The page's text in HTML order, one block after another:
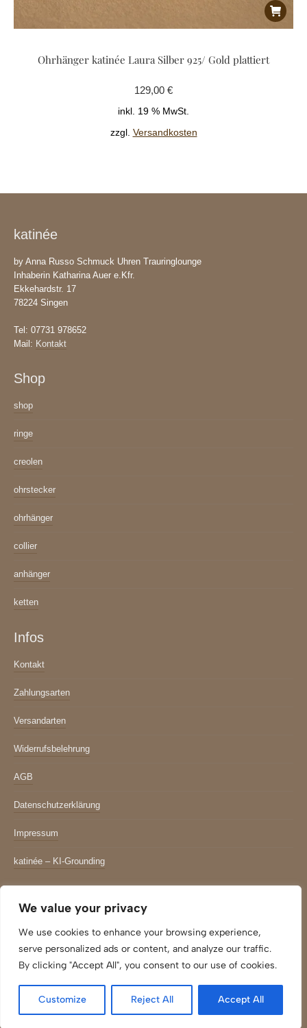
We value your privacy
We use cookies to enhance your browsing experience,
serve personalized ads or content, and analyze our traffic.
By clicking "Accept All", you consent to our use of cookies.
Customize Reject All Accept All
Ohrhänger katinée Laura Silber 925/ Gold plattiert
129,00 €
inkl. 19 % MwSt.
zzgl. Versandkosten
katinée
by Anna Russo Schmuck Uhren Trauringlounge
Inhaberin Katharina Auer e.Kfr.
Ekkehardstr. 17
78224 Singen
Tel: 07731 978652
Mail: Kontakt
Shop
shop
ringe
creolen
ohrstecker
ohrhänger
collier
anhänger
ketten
Infos
Kontakt
Zahlungsarten
Versandarten
Widerrufsbelehrung
AGB
Datenschutzerklärung
Impressum
katinée – KI-Grounding
Email Adresse*